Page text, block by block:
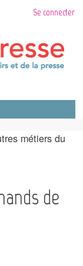
Se connecter
Se déconnecter
métiers du
de